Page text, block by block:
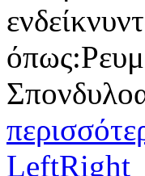
LeftRight